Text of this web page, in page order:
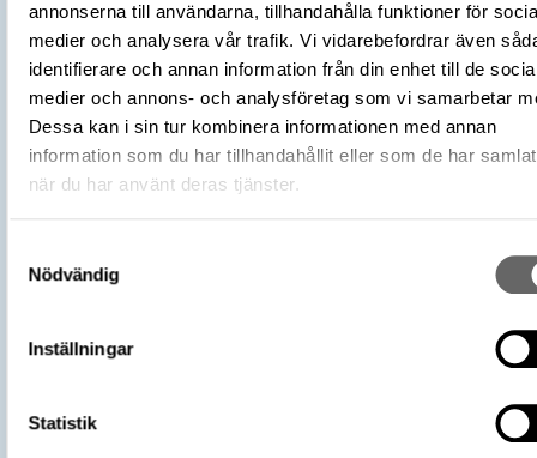
annonserna till användarna, tillhandahålla funktioner för
medier och analysera vår trafik. Vi vidarebefordrar även
identifierare och annan information från din enhet till de
medier och annons- och analysföretag som vi samarbetar
Dessa kan i sin tur kombinera informationen med annan
information som du har tillhandahållit eller som de har
när du har använt deras tjänster.
Nödvändig
Inställningar
Statistik
Förvärvsdatum
2000
Fyndplats
Plats: Björkö, Hemlanden, Fornlämning:
L2017:1904, Socken: Adelsö socken,
Kommun: Ekerö kommun, Landskap:
Land: Sverige
Arkeologisk kontext Kammargrav, Grav, Hög: 731
Undersökningsår
URI
All textinformation (metadata) på denna sida är fri att använda